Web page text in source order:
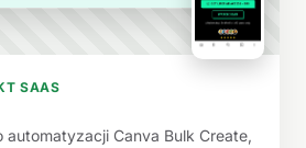
SAAS
automatyzacji Canva Bulk Create,